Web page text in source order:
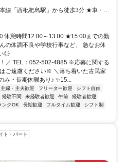
線「西枇杷島駅」から徒歩3分 ★車・自
休憩時間12:00～13:00 ★15:00までの勤
の体調不良や学校行事など、 急なお休
◎
／ TEL：052-502-4885 ※応募に関する
ご遠慮ください※ ＼落ち着いた古民家
み・長期休暇あり♪ ✨15...
主婦・主夫歓迎 フリーター歓迎
シフト自由
経験不問 未経験者歓迎 午前
経験者歓迎
ンクOK 長期歓迎 フルタイム歓迎
シフト制
ト・パート